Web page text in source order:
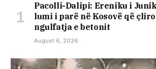
Pacolli-Dalipi: Ereniku i
lumi i parë në Kosovë që
ngulfatja e betonit
August 6, 2026